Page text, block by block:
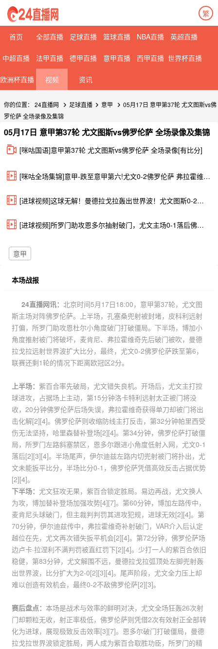
繁
首页 全部直播 足球直播 篮球直播 NBA直播 英超直播
中超直播 法甲直播 德甲直播 意甲直播 西甲直播 世界杯直播
欧洲杯直播 视频 资讯
你的位置： 24直播网 足球直播 意甲
05月17日 意甲第37轮 尤文图斯vs佛
罗伦萨 全场录像及集锦
05月17日 意甲第37轮 尤文图斯vs佛罗伦萨 全场录像及集锦
[咪咕国语]意甲第37轮 尤文图斯vs佛罗伦萨 全场录像[有比分]
[咪咕全场集锦]意甲-跌至意甲第六!尤文0-2佛罗伦萨 弗拉霍维奇进球被吹
[进球视频]这球无解！曼德拉戈拉轰出世界波！尤文图斯0-2佛罗伦萨
[进球视频]所罗门助攻恩多尔抽射破门，尤文主场0-1落后佛罗伦萨
意甲
本场战报
24直播网讯： 北京时间5月17日18:00，意甲第37轮，尤文图
斯主场对阵佛罗伦萨。上半场，孔塞桑兜射被封堵，皮科利远射
打偏，所罗门助攻恩杜尔小角度破门打破僵局。下半场，博加小
角度推射被门将破坏，麦肯尼、弗拉霍维奇先后破门被吹，曼德
拉戈拉远射世界波扩大比分，最终，尤文0-2佛罗伦萨跌至第6，
联赛还剩1轮的情况下距离欧冠区2分。
上半场： 紫百合率先破局，尤文错失良机。开场后，尤文主打控
球进攻，占据场上主动，第15分钟洛卡特利远射太正被门将没
收，20分钟佛罗伦萨后场失误，弗拉霍维奇获得单刀却被门将出
击化解[2][4]。佛罗伦萨则收缩防线主打反击，第32分钟帕里西受
伤无法坚持，哈里森替补登场[2][4]。第34分钟，佛罗伦萨打破僵
局，所罗门左路斜塞禁区，恩多尔跟进小角度低射入网，尤文0-1
落后[2][3][4]。半场尾声，伊尔迪兹左路内切兜射被门将扑出，尤
文未能扳平比分，半场比分0-1，佛罗伦萨凭借高效反击占据优势
[2][4]。
下半场： 尤文狂攻无果，紫百合锁定胜局。易边再战，尤文换人
为攻，博加替补登场加强攻势[4][7]。第60分钟，博加左路传中，
麦肯尼头球破门，但主裁判判罚其进攻犯规，进球无效[2][4]。第
70分钟，伊尔迪兹传中，弗拉霍维奇补射破门，VAR介入后认定
越位在先，尤文再次错失扳平机会[2][4]。第72分钟，佛罗伦萨场
边卢卡·拉涅利不满判罚被直红罚下[2][4]。少打一人的紫百合依旧
稳健，第83分钟，尤文解围不远，曼德拉戈拉弧顶处左脚兜射轰
出世界波，比分扩大为2-0[2][3][4]。尾声阶段，尤文全力压上却
难以创造有效机会，最终0-2不敌佛罗伦萨[2][3]。
赛后盘点： 本场是战术与效率的鲜明对决，尤文全场狂轰26次射
门却颗粒无收，射正率极低，佛罗伦萨则凭借2次有效射正全部转
化为进球，展现极致反击效率[3][7]。恩多尔破门打破僵局，曼德
拉戈拉世界波锁定胜局，两人成为紫百合取胜功臣，所罗门的精